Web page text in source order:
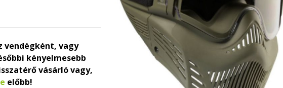
vendégként, vagy
kényelmesebb
vásárló vagy,
előbb!